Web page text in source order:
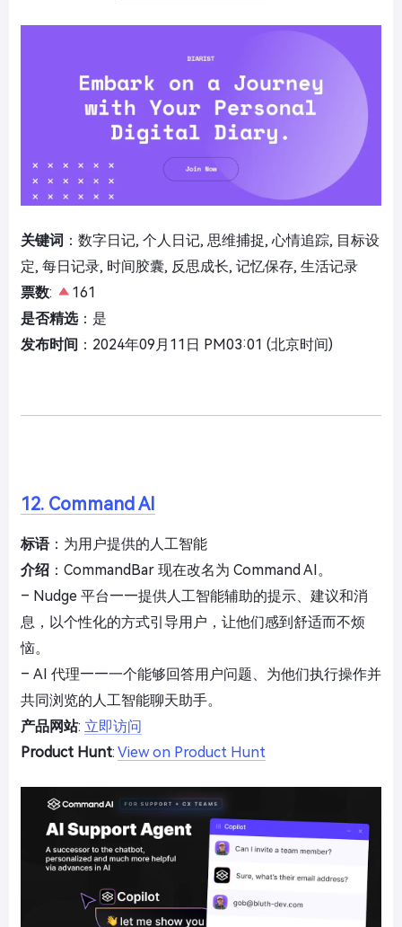
关键词 ：数字日记, 个人日记, 思维捕捉, 心情追踪, 目标设
定, 每日记录, 时间胶囊, 反思成长, 记忆保存, 生活记录
票数:
161
是否精选：是
发布时间 ：2024年09月11日 PM03:01 (北京时间)
12. Command AI
标语：为用户提供的人工智能
介绍 ：CommandBar 现在改名为 Command AI。
– Nudge 平台——提供人工智能辅助的提示、建议和消
息，以个性化的方式引导用户，让他们感到舒适而不烦
恼。
– AI 代理——一个能够回答用户问题、为他们执行操作并
共同浏览的人工智能聊天助手。
产品网站: 立即访问
Product Hunt: View on Product Hunt